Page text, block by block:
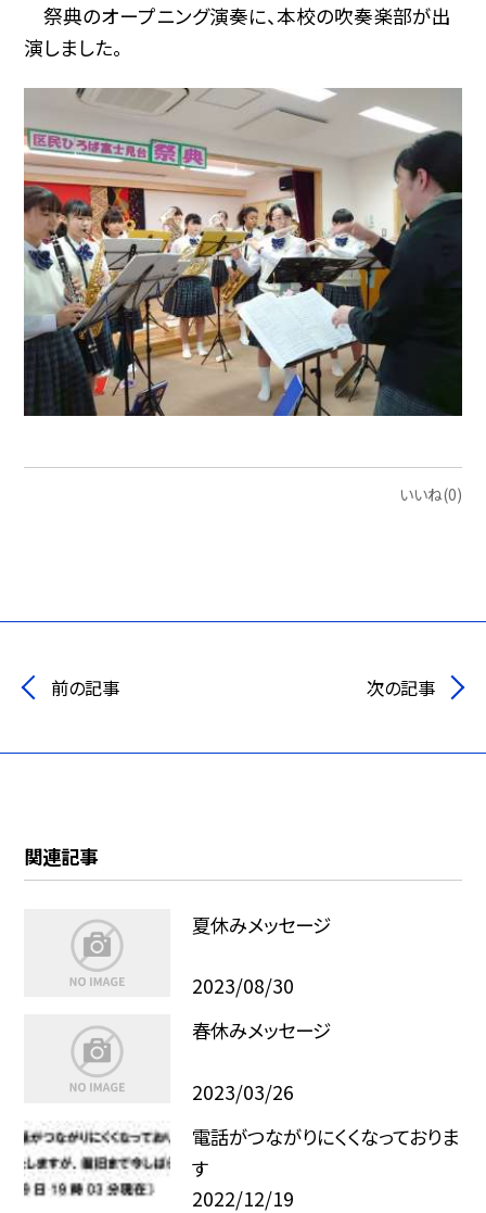
祭典のオープニング演奏に、本校の吹奏楽部が出
演しました。
いいね(0)
前の記事 次の記事
関連記事
夏休みメッセージ
2023/08/30
春休みメッセージ
2023/03/26
電話がつながりにくくなっておりま
す
2022/12/19